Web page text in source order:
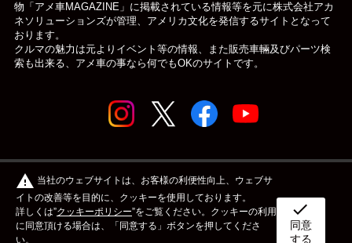
物「アメ車MAGAZINE」に掲載されている情報等を元に株式会社アカ
ネソリューションズが管理、アメリカ文化を発信するサイトとなって
おります。
クルマの魅力は元よりイベント等の情報、また販売車輛及びパーツ検
索も出来る、アメ車の事なら何でもOKのサイトです。
© アメ車のWEBマガジン アメ車マガジン公式WEBサイト
ボディタイプ メーカー カスタム&メンテナンス
warning 当社のウェブサイトは、お客様の利便性向上、ウェブサ
イトの改善等を目的に、クッキーを使用しております。
詳しくは”クッキーポリシー”をご覧ください。クッキーの利用
に同意頂ける場合は、「同意する」ボタンを押してくださ
い。
check
同意
する